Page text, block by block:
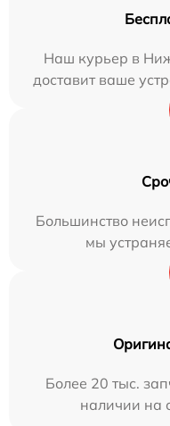
Наш курьер в
доставит ваше
Большинство
мы
Более 20 тыс.
наличии на